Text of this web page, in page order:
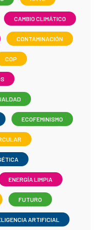
CAMBIO CLIMÁTICO
CONTAMINACIÓN
COP
ECOFEMINISMO
ENERGÍA LIMPIA
FUTURO
ARTIFICIAL